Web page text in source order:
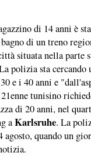
di 14 anni è
di un treno
situata nella parte
polizia sta cercando
e i 40 anni e
tunisino
di 20 anni, nel
aKarlsruhe. La
quando un